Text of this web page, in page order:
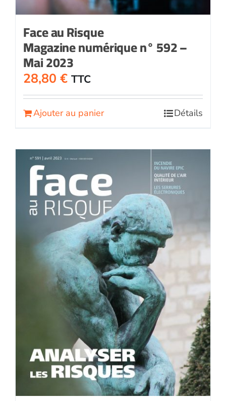
Face au Risque
Magazine numérique n° 592 –
Mai 2023
28,80 € TTC
Ajouter au panier Détails